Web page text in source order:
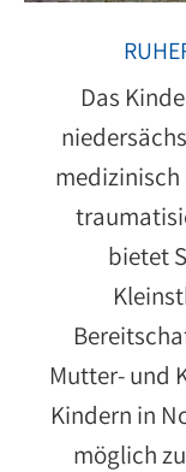
Das
bietet
Mutter- und
Kindern in
möglich